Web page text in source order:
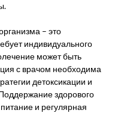
– это
индивидуального
может быть
с врачом необходима
детоксикации и
здорового
и регулярная